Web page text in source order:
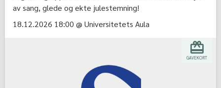
av sang, glede og ekte julestemning!
18.12.2026 18:00 @ Universitetets Aula
GAVEKORT